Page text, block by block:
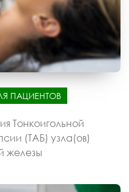
ПАЦИЕНТОВ
Тонкоигольной
(ТАБ) узла(ов)
железы